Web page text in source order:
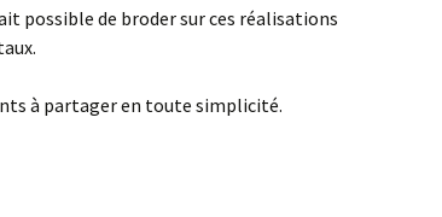
possible de broder sur ces réalisations
à partager en toute simplicité.